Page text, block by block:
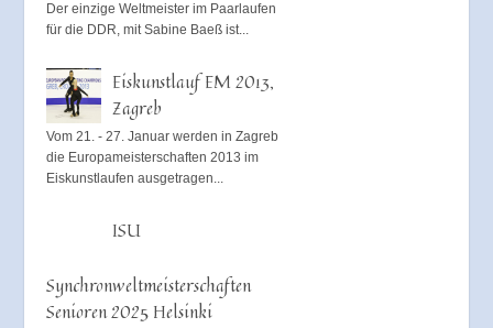
Der einzige Weltmeister im Paarlaufen
für die DDR, mit Sabine Baeß ist...
Eiskunstlauf EM 2013,
Zagreb
Vom 21. - 27. Januar werden in Zagreb
die Europameisterschaften 2013 im
Eiskunstlaufen ausgetragen...
ISU
Synchronweltmeisterschaften
Senioren 2025 Helsinki